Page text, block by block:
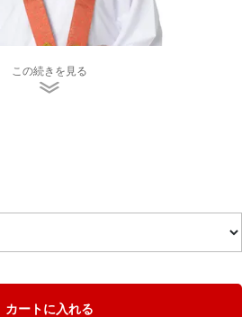
細字タイプ 赤色
格二十霊場お遍路以外にも、西国
この続きを見る
カートに入れる